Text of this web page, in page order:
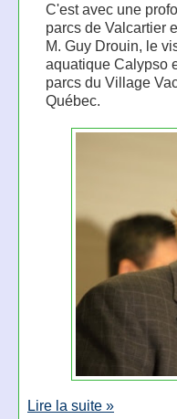
C'est avec une
parcs de Valcartier
M. Guy Drouin, le
aquatique Calypso
parcs du Village
Québec.
Lire la suite »